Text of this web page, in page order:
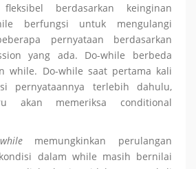
berdasarkan keinginan
berfungsi untuk mengulangi
pernyataan berdasarkan
yang ada. Do-while berbeda
while. Do-while saat pertama kali
pernyataannya terlebih dahulu,
akan memeriksa conditional
memungkinkan perulangan
dalam while masih bernilai